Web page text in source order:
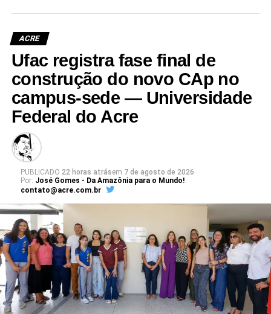
Leia Mais: UFAC
ACRE
Ufac registra fase final de
construção do novo CAp no
campus-sede — Universidade
Federal do Acre
PUBLICADO 22 horas atrásem 7 de agosto de 2026
Por: José Gomes - Da Amazônia para o Mundo!
contato@acre.com.br